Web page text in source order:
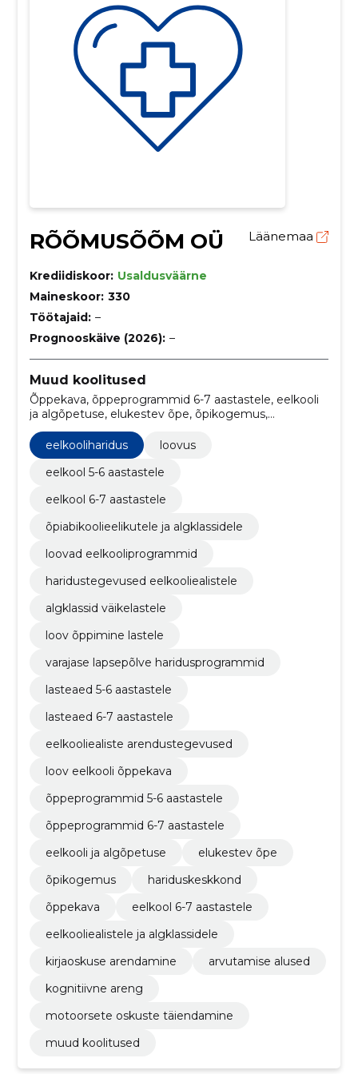
RÕÕMUSÕÕM OÜ Läänemaa
Krediidiskoor: Usaldusväärne
Maineskoor: 330
Töötajaid: –
Prognooskäive (2026): –
Muud koolitused
Õppekava, õppeprogrammid 6-7 aastastele, eelkooli
ja algõpetuse, elukestev õpe, õpikogemus,
eelkooliharidus, hariduskeskkond, kognitiivne areng,
arvutamise alused, kirjaoskuse arendamine
eelkooliharidus
loovus
eelkool 5-6 aastastele
eelkool 6-7 aastastele
õpiabikoolieelikutele ja algklassidele
loovad eelkooliprogrammid
haridustegevused eelkooliealistele
algklassid väikelastele
loov õppimine lastele
varajase lapsepõlve haridusprogrammid
lasteaed 5-6 aastastele
lasteaed 6-7 aastastele
eelkooliealiste arendustegevused
loov eelkooli õppekava
õppeprogrammid 5-6 aastastele
õppeprogrammid 6-7 aastastele
eelkooli ja algõpetuse
elukestev õpe
õpikogemus
hariduskeskkond
õppekava
eelkool 6-7 aastastele
eelkooliealistele ja algklassidele
kirjaoskuse arendamine
arvutamise alused
kognitiivne areng
motoorsete oskuste täiendamine
muud koolitused